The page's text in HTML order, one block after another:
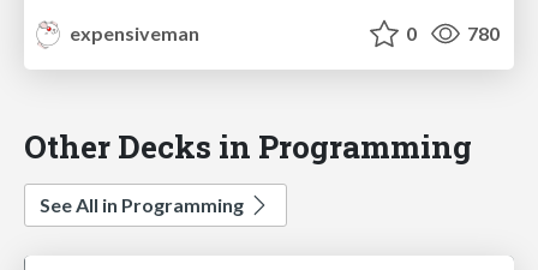
expensiveman
0 780
Other Decks in Programming
See All in Programming